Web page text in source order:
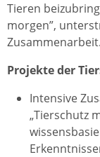
Tieren
morgen”,
Zusammenarbeit.
Projekte der
Intensive
„Tierschutz